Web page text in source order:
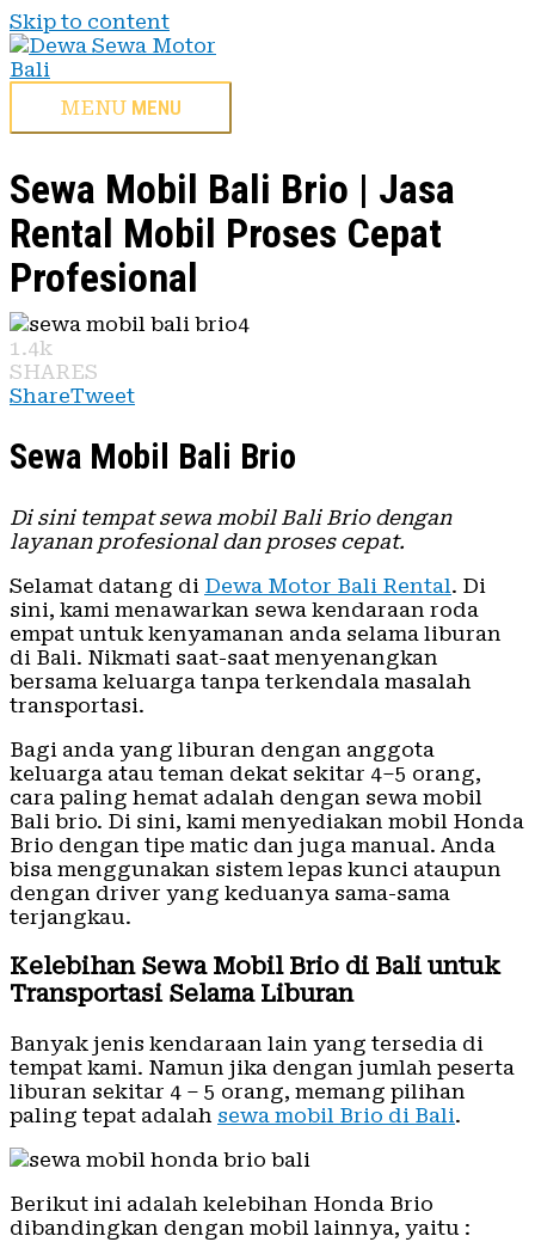
Skip to content
MENU MENU
Sewa Mobil Bali Brio | Jasa
Rental Mobil Proses Cepat
Profesional
1.4k
SHARES
ShareTweet
Sewa Mobil Bali Brio
Di sini tempat sewa mobil Bali Brio dengan
layanan profesional dan proses cepat.
Selamat datang di Dewa Motor Bali Rental. Di
sini, kami menawarkan sewa kendaraan roda
empat untuk kenyamanan anda selama liburan
di Bali. Nikmati saat-saat menyenangkan
bersama keluarga tanpa terkendala masalah
transportasi.
Bagi anda yang liburan dengan anggota
keluarga atau teman dekat sekitar 4–5 orang,
cara paling hemat adalah dengan sewa mobil
Bali brio. Di sini, kami menyediakan mobil Honda
Brio dengan tipe matic dan juga manual. Anda
bisa menggunakan sistem lepas kunci ataupun
dengan driver yang keduanya sama-sama
terjangkau.
Kelebihan Sewa Mobil Brio di Bali untuk
Transportasi Selama Liburan
Banyak jenis kendaraan lain yang tersedia di
tempat kami. Namun jika dengan jumlah peserta
liburan sekitar 4 – 5 orang, memang pilihan
paling tepat adalah sewa mobil Brio di Bali.
Berikut ini adalah kelebihan Honda Brio
dibandingkan dengan mobil lainnya, yaitu :